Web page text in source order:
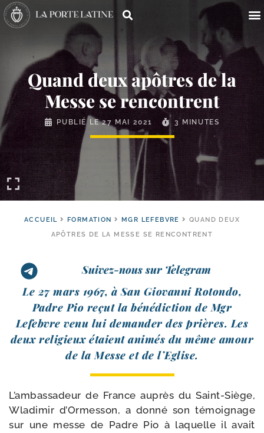
Quand deux apôtres de la
Messe se rencontrent
PUBLIÉ LE27 MAI 2021 3 MINUTES
ACCUEIL FORMATION MGR LEFEBVRE
QUAND DEUX
APÔTRES DE LA MESSE SE RENCONTRENT
Suivez-nous sur Telegram
Le 27 mars 1967, à San Giovanni Rotondo,
Padre Pio reçut la béné­dic­tion de Mgr
Lefebvre venu lui deman­der des prières. Les
deux reli­gieux étaient ani­més du même amour
de la Messe et de l’Eglise.
L’ambassadeur de France auprès du Saint-​Siège,
Wladimir d’Ormesson, a don­né son témoi­gnage
sur une messe de Padre Pio à laquelle il avait